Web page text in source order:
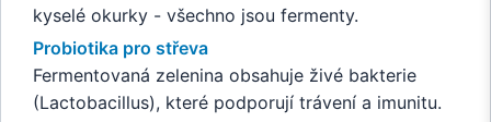
kyselé okurky - všechno jsou fermenty.
Probiotika pro střeva
Fermentovaná zelenina obsahuje živé bakterie
(Lactobacillus), které podporují trávení a imunitu.